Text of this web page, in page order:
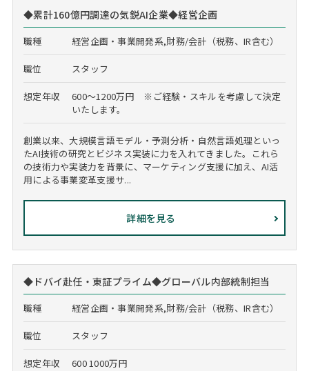
◆累計160億円調達の気鋭AI企業◆経営企画
職種 経営企画・事業開発系,財務/会計（税務、IR含む）
職位 スタッフ
想定年収
600～1200万円 ※ご経験・スキルを考慮して決定
いたします。
創業以来、大規模言語モデル・予測分析・自然言語処理といっ
たAI技術の研究とビジネス実装に力を入れてきました。これら
の技術力や実装力を背景に、マーケティング支援に加え、AI活
用による事業変革支援サ...
詳細を見る
◆ドバイ赴任・東証プライム◆グローバル内部統制担当
職種 経営企画・事業開発系,財務/会計（税務、IR含む）
職位 スタッフ
想定年収 600 1000万円